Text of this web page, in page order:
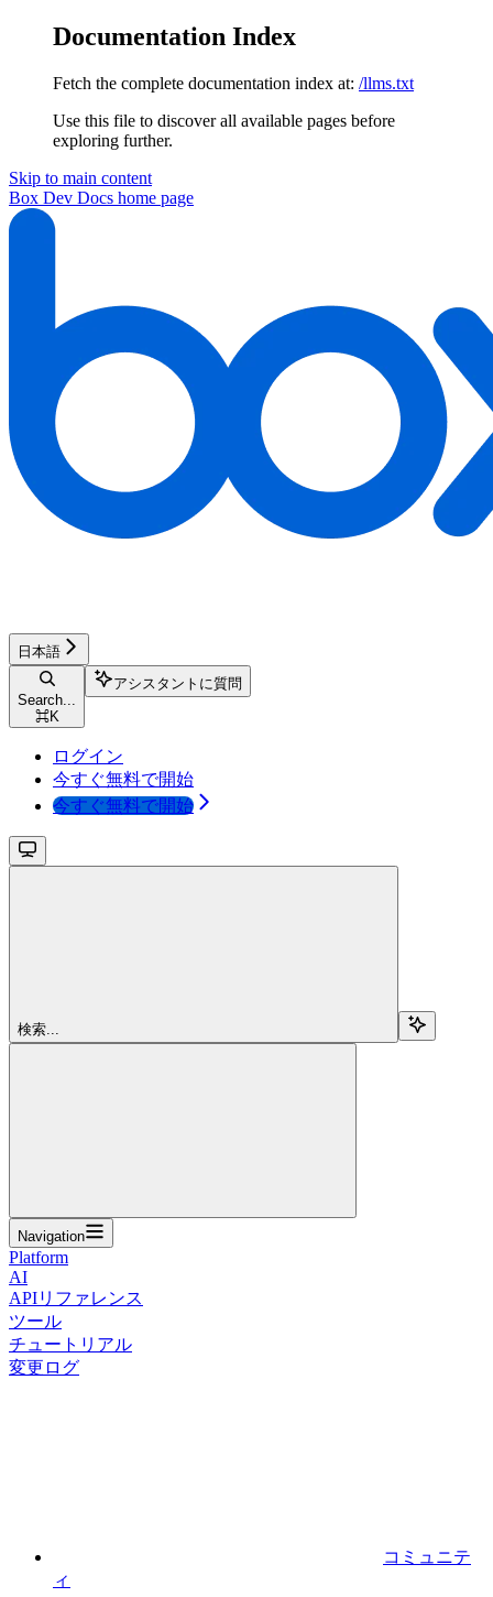
Documentation Index
Fetch the complete documentation index at: /llms.txt
Use this file to discover all available pages before
exploring further.
Skip to main content
Box Dev Docs home page
日本語
Search...
⌘K
アシスタントに質問
ログイン
今すぐ無料で開始
今すぐ無料で開始
検索...
Navigation
Platform
AI
APIリファレンス
ツール
チュートリアル
変更ログ
コミュニテ
ィ